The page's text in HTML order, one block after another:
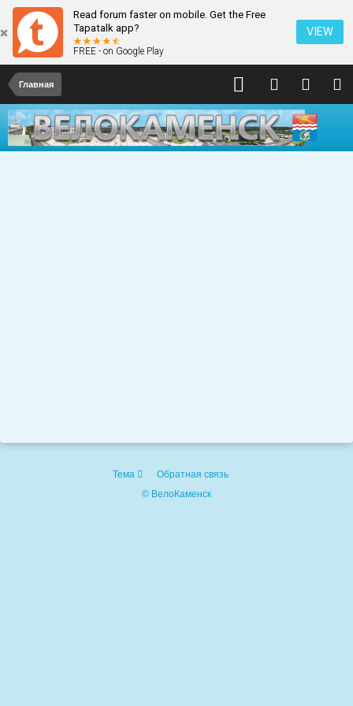
Read forum faster on mobile. Get the Free
Tapatalk app?
FREE - on Google Play
VIEW
Главная
Тема
Обратная связь
© ВелоКаменск